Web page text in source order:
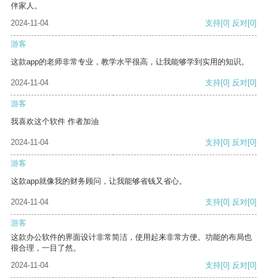
伴家人。
2024-11-04
支持[0] 反对[0]
游客
这款app的老师非常专业，教学水平很高，让我能够学到实用的知识。
2024-11-04 支持[0] 反对[0]
游客
我喜欢这个软件 作者加油
2024-11-04 支持[0] 反对[0]
游客
这款app就像我的财务顾问，让我能够省钱又省心。
2024-11-04 支持[0] 反对[0]
游客
这款办公软件的界面设计非常简洁，使用起来非常方便。功能的布局也
很合理，一目了然。
2024-11-04
支持[0] 反对[0]